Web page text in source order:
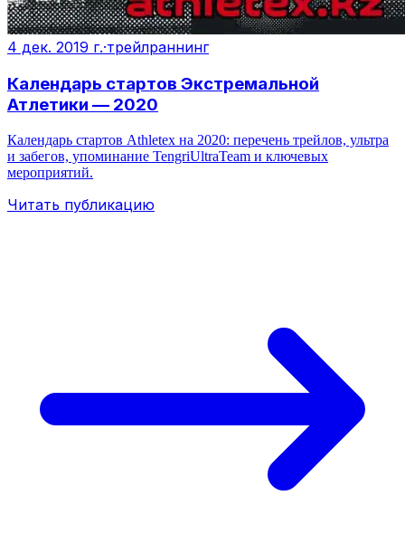
4 дек. 2019 г.·трейлраннинг
Календарь стартов Экстремальной
Атлетики — 2020
Календарь стартов Athletex на 2020: перечень трейлов, ультра
и забегов, упоминание TengriUltraTeam и ключевых
мероприятий.
Читать публикацию